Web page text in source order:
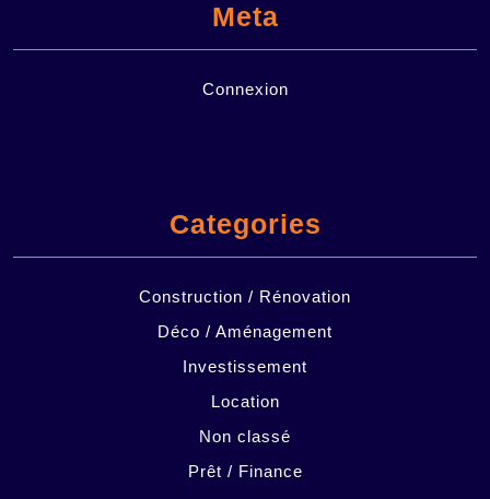
Meta
Connexion
Categories
Construction / Rénovation
Déco / Aménagement
Investissement
Location
Non classé
Prêt / Finance